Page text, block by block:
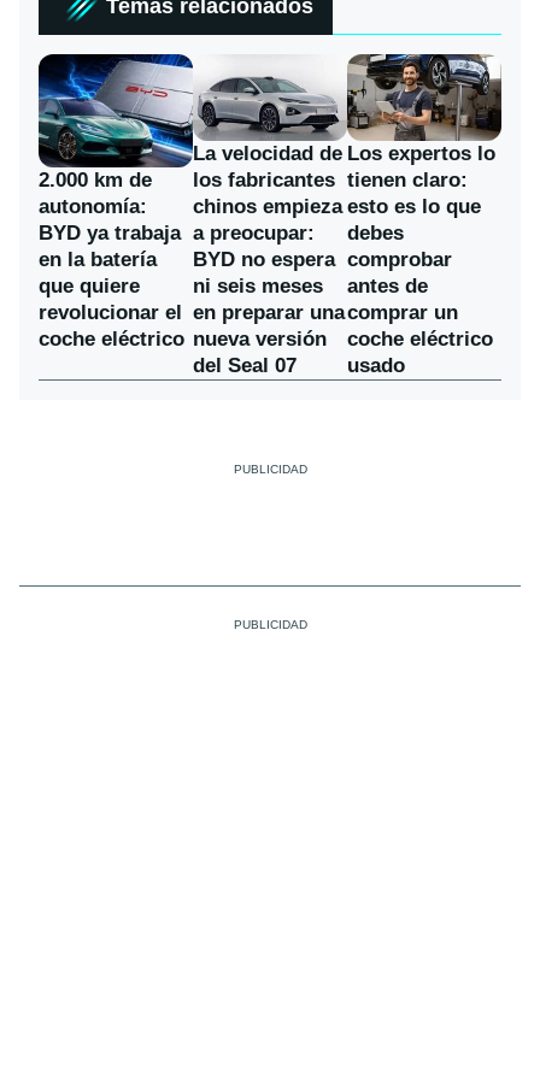
Temas relacionados
2.000 km de
autonomía:
BYD ya trabaja
en la batería
que quiere
revolucionar el
coche eléctrico
La velocidad de
los fabricantes
chinos empieza
a preocupar:
BYD no espera
ni seis meses
en preparar una
nueva versión
del Seal 07
Los expertos lo
tienen claro:
esto es lo que
debes
comprobar
antes de
comprar un
coche eléctrico
usado